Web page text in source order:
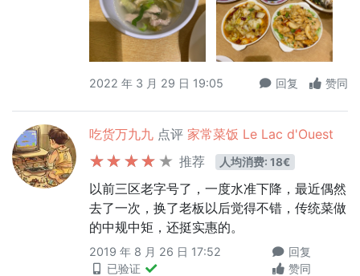
2022 年 3 月 29 日 19:05 回复 赞同
吃货万九九 点评 家常菜饭 Le Lac d'Ouest
推荐
人均消费: 18€
以前三区老字号了，一度水准下降，最近偶然
去了一次，换了老板以后觉得不错，传统菜做
的中规中矩，还挺实惠的。
2019 年 8 月 26 日 17:52
已验证
回复
赞同